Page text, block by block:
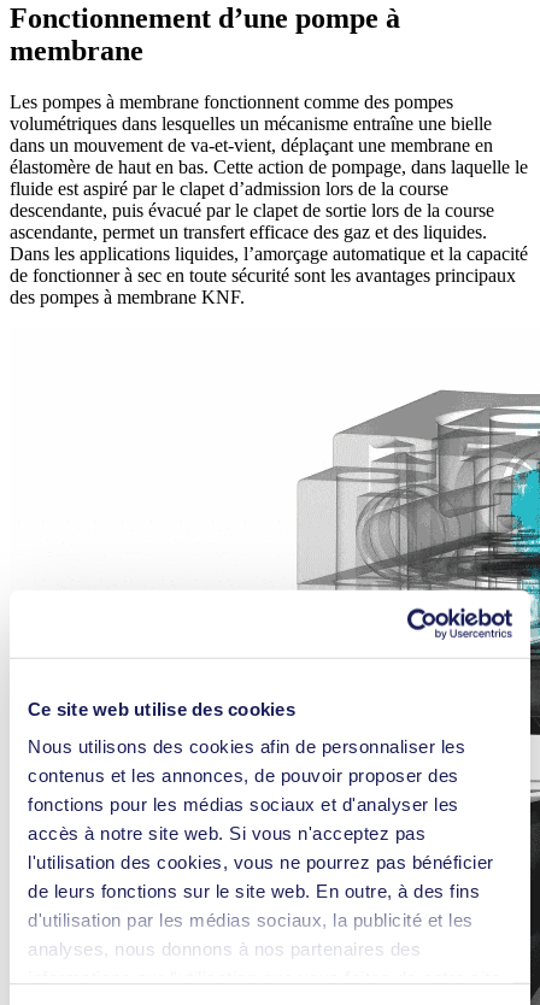
Ce site web utilise des cookies
Nous utilisons des cookies afin de personnaliser les
contenus et les annonces, de pouvoir proposer des
fonctions pour les médias sociaux et d'analyser les
accès à notre site web. Si vous n'acceptez pas
l'utilisation des cookies, vous ne pourrez pas bénéficier
de leurs fonctions sur le site web. En outre, à des fins
d'utilisation par les médias sociaux, la publicité et les
analyses, nous donnons à nos partenaires des
Fonctionnement d’une pompe à
membrane
Les pompes à membrane fonctionnent comme des pompes
volumétriques dans lesquelles un mécanisme entraîne une bielle
dans un mouvement de va-et-vient, déplaçant une membrane en
élastomère de haut en bas. Cette action de pompage, dans laquelle le
fluide est aspiré par le clapet d’admission lors de la course
descendante, puis évacué par le clapet de sortie lors de la course
ascendante, permet un transfert efficace des gaz et des liquides.
Dans les applications liquides, l’amorçage automatique et la capacité
de fonctionner à sec en toute sécurité sont les avantages principaux
des pompes à membrane KNF.